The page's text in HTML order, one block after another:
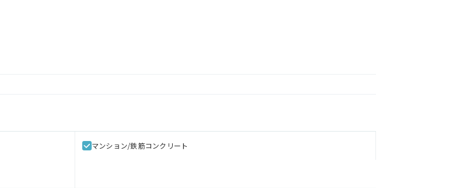
マンション/鉄筋コンクリート